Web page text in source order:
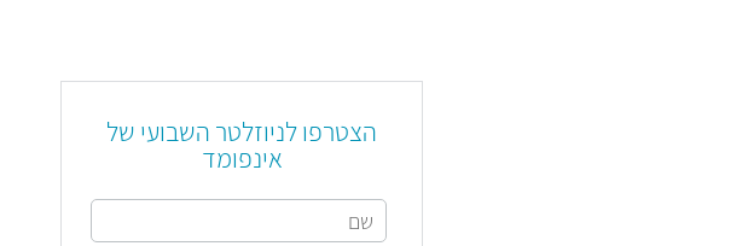
הצטרפו לניוזלטר השבועי של
אינפומד